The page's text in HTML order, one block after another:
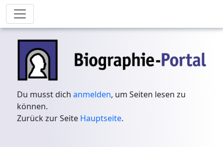
Du musst dichanmelden, um Seiten lesen zu
können.
Zurück zur Seite Hauptseite.